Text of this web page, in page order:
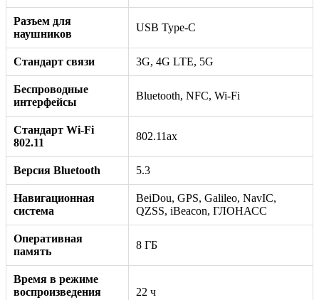
Разъем для
наушников
USB Type-C
Стандарт связи 3G, 4G LTE, 5G
Беспроводные
интерфейсы
Bluetooth, NFC, Wi-Fi
Стандарт Wi-Fi
802.11
802.11ax
Версия Bluetooth 5.3
Навигационная
система
BeiDou, GPS, Galileo, NavIC,
QZSS, iBeacon, ГЛОНАСС
Оперативная
память
8 ГБ
Время в режиме
воспроизведения
22 ч